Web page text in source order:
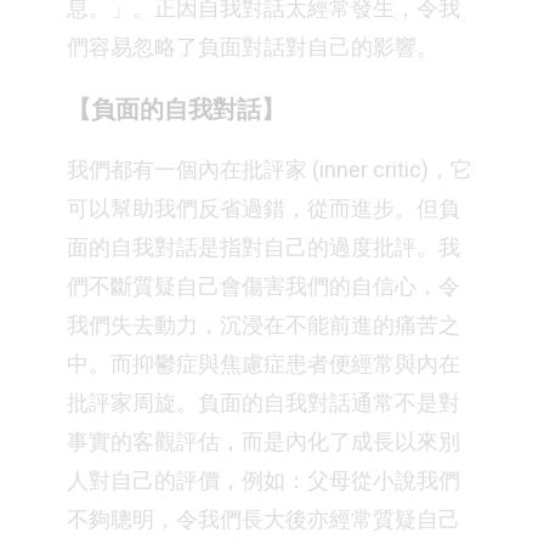
息。」。正因自我對話太經常發生，令我
們容易忽略了負面對話對自己的影響。
【負面的自我對話】
我們都有一個內在批評家 (inner critic)，它
可以幫助我們反省過錯，從而進步。但負
面的自我對話是指對自己的過度批評。我
們不斷質疑自己會傷害我們的自信心，令
我們失去動力，沉浸在不能前進的痛苦之
中。而抑鬱症與焦慮症患者便經常與內在
批評家周旋。負面的自我對話通常不是對
事實的客觀評估，而是內化了成長以來別
人對自己的評價，例如：父母從小說我們
不夠聰明，令我們長大後亦經常質疑自己